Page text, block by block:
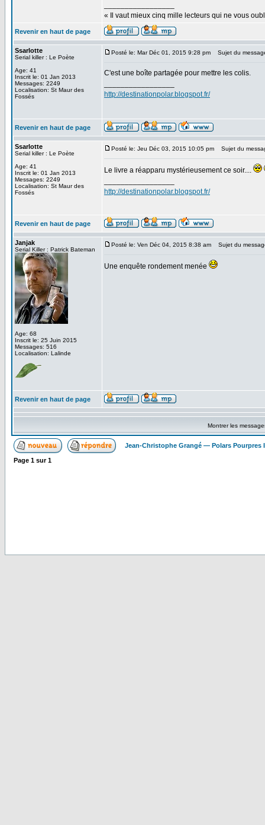
« Il vaut mieux cinq mille lecteurs qui ne vous
Revenir en haut de page
Ssarlotte
Serial killer : Le Poète
Age: 41
Inscrit le: 01 Jan 2013
Messages: 2249
Localisation: St Maur des
Fossés
Posté le: Mar Déc 01, 2015 9:28 pm Sujet du
C'est une boîte partagée pour mettre les colis.
http://destinationpolar.blogspot.fr/
Revenir en haut de page
Ssarlotte
Serial killer : Le Poète
Age: 41
Inscrit le: 01 Jan 2013
Messages: 2249
Localisation: St Maur des
Fossés
Posté le: Jeu Déc 03, 2015 10:05 pm Sujet du
Le livre a réapparu mystérieusement ce soir....
http://destinationpolar.blogspot.fr/
Revenir en haut de page
Janjak
Serial Killer : Patrick Bateman
Age: 68
Inscrit le: 25 Juin 2015
Messages: 516
Localisation: Lalinde
Posté le: Ven Déc 04, 2015 8:38 am Sujet du
Une enquête rondement menée
Revenir en haut de page
Montrer les
Jean-Christophe Grangé — Polars Pourpres
Page 1 sur1